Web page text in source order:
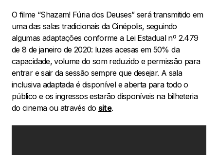
O filme “Shazam! Fúria dos Deuses” será transmitido em
uma das salas tradicionais da Cinépolis, seguindo
algumas adaptações conforme a Lei Estadual nº 2.479
de 8 de janeiro de 2020: luzes acesas em 50% da
capacidade, volume do som reduzido e permissão para
entrar e sair da sessão sempre que desejar. A sala
inclusiva adaptada é disponível e aberta para todo o
público e os ingressos estarão disponíveis na bilheteria
do cinema ou através do site.